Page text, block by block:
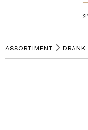
ASSORTIMENT DRANK